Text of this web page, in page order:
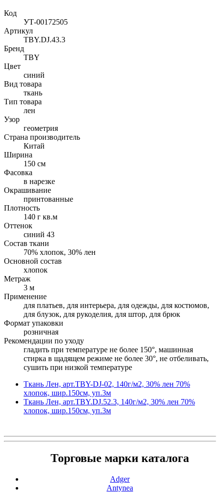
Код
УТ-00172505
Артикул
TBY.DJ.43.3
Бренд
TBY
Цвет
синий
Вид товара
ткань
Тип товара
лен
Узор
геометрия
Страна производитель
Китай
Ширина
150 см
Фасовка
в нарезке
Окрашивание
принтованные
Плотность
140 г кв.м
Оттенок
синий 43
Состав ткани
70% хлопок, 30% лен
Основной состав
хлопок
Метраж
3 м
Применение
для платьев, для интерьера, для одежды, для костюмов,
для блузок, для рукоделия, для штор, для брюк
Формат упаковки
розничная
Рекомендации по уходу
гладить при температуре не более 150°, машинная
стирка в щадящем режиме не более 30°, не отбеливать,
сушить при низкой температуре
Ткань Лен, арт.TBY-DJ-02, 140г/м2, 30% лен 70%
хлопок, шир.150см, уп.3м
Ткань Лен, арт.TBY.DJ.52.3, 140г/м2, 30% лен 70%
хлопок, шир.150см, уп.3м
Торговые марки каталога
Adger
Antynea